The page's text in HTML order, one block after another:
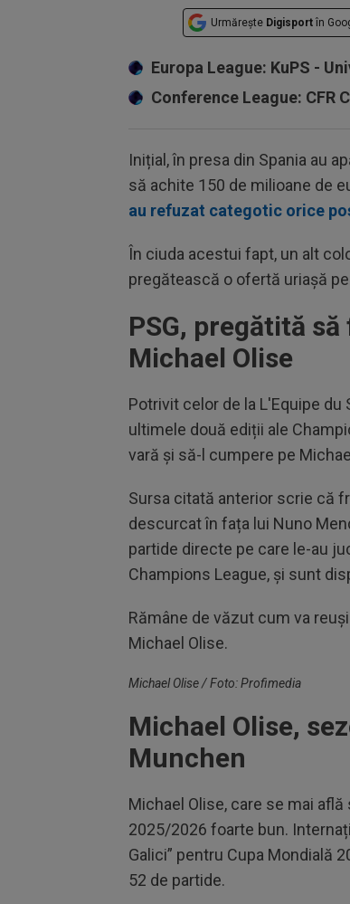
Urmărește Digisport în
Europa League: KuPS -
Conference League: CFR
Inițial, în presa din Spania au
să achite 150 de milioane de
au refuzat categotic orice
În ciuda acestui fapt, un alt
pregătească o ofertă uriașă
PSG, pregătită
Michael Olise
Potrivit celor de la L'Equipe du
ultimele două ediții ale
vară și să-l cumpere pe
Sursa citată anterior scrie că
descurcat în fața lui Nuno
partide directe pe care le-au
Champions League, și sunt
Rămâne de văzut cum va
Michael Olise.
Michael Olise / Foto: Profimedia
Michael Olise,
Munchen
Michael Olise, care se mai
2025/2026 foarte bun.
Galici” pentru Cupa Mondială
52 de partide.